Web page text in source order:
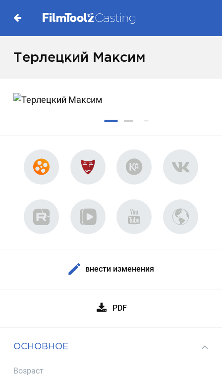
Терлецкий Максим
внести изменения
PDF
ОСНОВНОЕ
Возраст